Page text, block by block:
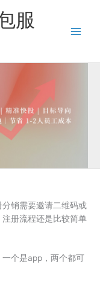
服
销需要邀请二维码或
册流程还是比较简单
个是app，两个都可